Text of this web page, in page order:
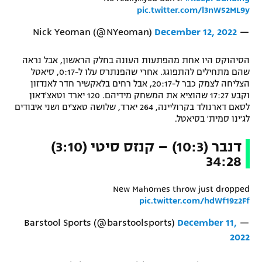
pic.twitter.com/l3nW52ML9y
— Nick Yeoman (@NYeoman)
December 12, 2022
הסיהוקס היו אחת מהפתעות העונה בחלק הראשון, אבל נראה
שהם מתחילים להתפוגג. אחרי שהפנתרס עלו ל-0:17, סיאטל
הצליחה לצמק כבר ל-20:17, אבל רחים בלאקשיר חדר לאנדזון
וקבע 17:27 שהוציא את המשחק מידיהם. 120 יארד וטאצ'דאון
לסאם דארנולד בקרוליינה, 264 יארד, שלושה טאצ'ים ושני איבודים
לג'ינו סמית' בסיאטל.
דנבר (10:3) – קנזס סיטי (3:10)
34:28
New Mahomes throw just dropped
pic.twitter.com/hdWf19z2Ff
— Barstool Sports (@barstoolsports)
December 11,
2022